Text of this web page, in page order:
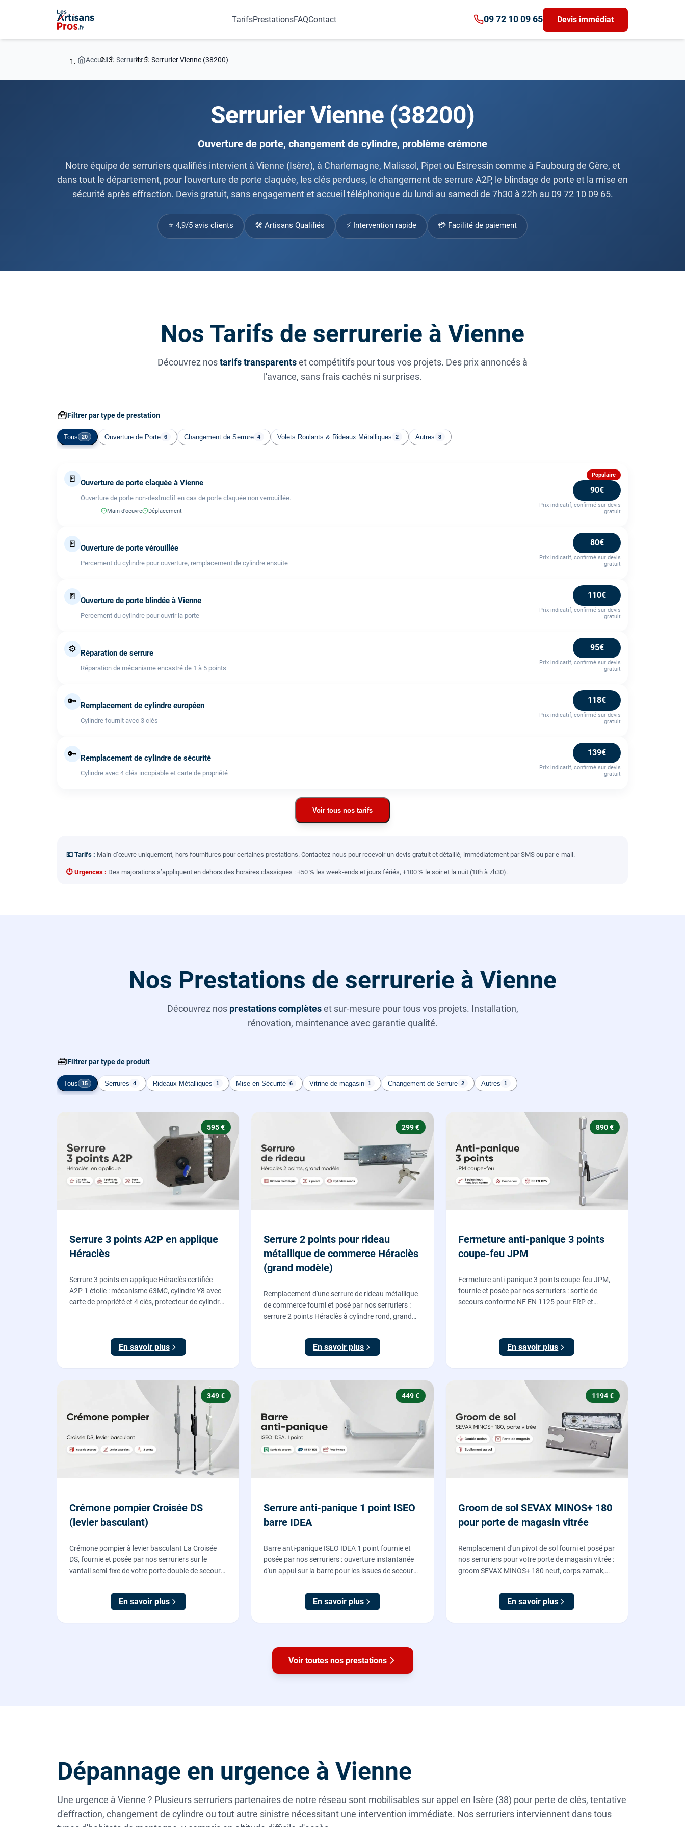
TarifsPrestationsFAQContact 09 72 10 09 65 Devis immédiat
Accueil Serrurier Serrurier Vienne (38200)
Serrurier Vienne (38200)
Ouverture de porte, changement de cylindre, problème crémone
Notre équipe de serruriers qualifiés intervient à Vienne (Isère), à Charlemagne, Malissol, Pipet ou Estressin comme à Faubourg de Gère, et
dans tout le département, pour l'ouverture de porte claquée, les clés perdues, le changement de serrure A2P, le blindage de porte et la mise en
sécurité après effraction. Devis gratuit, sans engagement et accueil téléphonique du lundi au samedi de 7h30 à 22h au 09 72 10 09 65.
⭐ 4,9/5 avis clients 🛠 Artisans Qualifiés ⚡ Intervention rapide 💳 Facilité de paiement
Nos Tarifs de serrurerie à Vienne
Découvrez nostarifs transparentset compétitifs pour tous vos projets. Des prix annoncés à
l'avance, sans frais cachés ni surprises.
🧰Filtrer par type de prestation
Tous 20 Ouverture de Porte 6 Changement de Serrure 4 Volets Roulants & Rideaux Métalliques 2 Autres 8
🚪 Ouverture de porte claquée à Vienne
Ouverture de porte non-destructif en cas de porte claquée non verrouillée.
Main d'oeuvre Déplacement
Populaire
90€
Prix indicatif, confirmé sur devis
gratuit
🚪 Ouverture de porte vérouillée
Percement du cylindre pour ouverture, remplacement de cylindre ensuite
80€
Prix indicatif, confirmé sur devis
gratuit
🚪 Ouverture de porte blindée à Vienne
Percement du cylindre pour ouvrir la porte
110€
Prix indicatif, confirmé sur devis
gratuit
⚙️ Réparation de serrure
Réparation de mécanisme encastré de 1 à 5 points
95€
Prix indicatif, confirmé sur devis
gratuit
🔑 Remplacement de cylindre européen
Cylindre fournit avec 3 clés
118€
Prix indicatif, confirmé sur devis
gratuit
🔑 Remplacement de cylindre de sécurité
Cylindre avec 4 clés incopiable et carte de propriété
139€
Prix indicatif, confirmé sur devis
gratuit
Voir tous nos tarifs
💶 Tarifs : Main-d’œuvre uniquement, hors fournitures pour certaines prestations. Contactez-nous pour recevoir un devis gratuit et détaillé, immédiatement par SMS ou par e-mail.
⏱ Urgences : Des majorations s’appliquent en dehors des horaires classiques : +50 % les week-ends et jours fériés, +100 % le soir et la nuit (18h à 7h30).
Nos Prestations de serrurerie à Vienne
Découvrez nos prestations complèteset sur-mesure pour tous vos projets. Installation,
rénovation, maintenance avec garantie qualité.
🧰Filtrer par type de produit
Tous 15 Serrures 4 Rideaux Métalliques 1 Mise en Sécurité 6 Vitrine de magasin 1 Changement de Serrure 2 Autres 1
595 €
Serrure 3 points A2P en applique
Héraclès
Serrure 3 points en applique Héraclès certifiée
A2P 1 étoile : mécanisme 63MC, cylindre Y8 avec
carte de propriété et 4 clés, protecteur de cylindre
En savoir plus
299 €
Serrure 2 points pour rideau
métallique de commerce Héraclès
(grand modèle)
Remplacement d'une serrure de rideau métallique
de commerce fourni et posé par nos serruriers :
serrure 2 points Héraclès à cylindre rond, grand
tringle plate et réglage des deux points de
En savoir plus
890 €
Fermeture anti-panique 3 points
coupe-feu JPM
Fermeture anti-panique 3 points coupe-feu JPM,
fournie et posée par nos serruriers : sortie de
secours conforme NF EN 1125 pour ERP et
En savoir plus
349 €
Crémone pompier Croisée DS
(levier basculant)
Crémone pompier à levier basculant La Croisée
DS, fournie et posée par nos serruriers sur le
vantail semi-fixe de votre porte double de secours
ouverture testée.
En savoir plus
449 €
Serrure anti-panique 1 point ISEO
barre IDEA
Barre anti-panique ISEO IDEA 1 point fournie et
posée par nos serruriers : ouverture instantanée
d'un appui sur la barre pour les issues de secours
En savoir plus
1194 €
Groom de sol SEVAX MINOS+ 180
pour porte de magasin vitrée
Remplacement d'un pivot de sol fourni et posé par
nos serruriers pour votre porte de magasin vitrée :
groom SEVAX MINOS+ 180 neuf, corps zamak,
scellement au sol, réglage et essais. 995 euros HT
En savoir plus
Voir toutes nos prestations
Dépannage en urgence à Vienne
Une urgence à Vienne ? Plusieurs serruriers partenaires de notre réseau sont mobilisables sur appel en Isère (38) pour perte de clés, tentative
d'effraction, changement de cylindre ou tout autre sinistre nécessitant une intervention immédiate. Nos serruriers interviennent dans tous